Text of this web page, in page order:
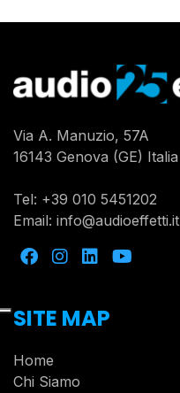
Via A. Manuzio, 57A
16143 Genova (GE) Italia
Tel: +39 010 5451202
Email: info@audioeffetti.it
SITE MAP
Home
Chi Siamo